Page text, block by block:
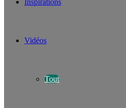
Inspirations
Vidéos
Tout